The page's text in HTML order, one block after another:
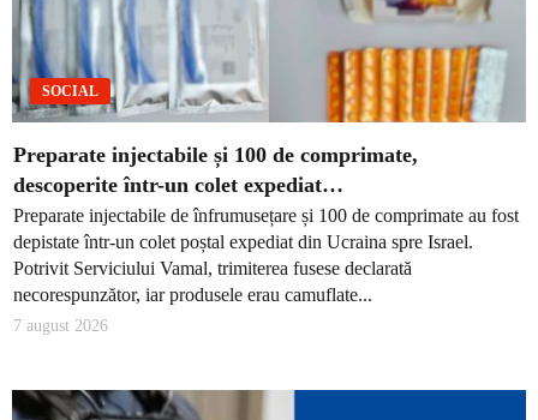
SOCIAL
Preparate injectabile și 100 de comprimate,
descoperite într-un colet expediat…
Preparate injectabile de înfrumusețare și 100 de comprimate au fost
depistate într-un colet poștal expediat din Ucraina spre Israel.
Potrivit Serviciului Vamal, trimiterea fusese declarată
necorespunzător, iar produsele erau camuflate...
7 august 2026